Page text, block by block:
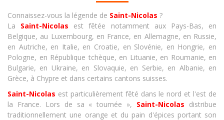
Connaissez-vous la légende de Saint-Nicolas ?
La
Saint-Nicolas est fêtée notamment aux Pays-Bas, en
Belgique, au Luxembourg, en France, en Allemagne, en Russie,
en Autriche, en Italie, en Croatie, en Slovénie, en Hongrie, en
Pologne, en République tchèque, en Lituanie, en Roumanie, en
Bulgarie, en Ukraine, en Slovaquie, en Serbie, en Albanie, en
Grèce, à Chypre et dans certains cantons suisses.
Saint-Nicolas est particulièrement fêté dans le nord et l'est de
la France. Lors de sa « tournée », Saint-Nicolas distribue
traditionnellement une orange et du pain d'épices portant son